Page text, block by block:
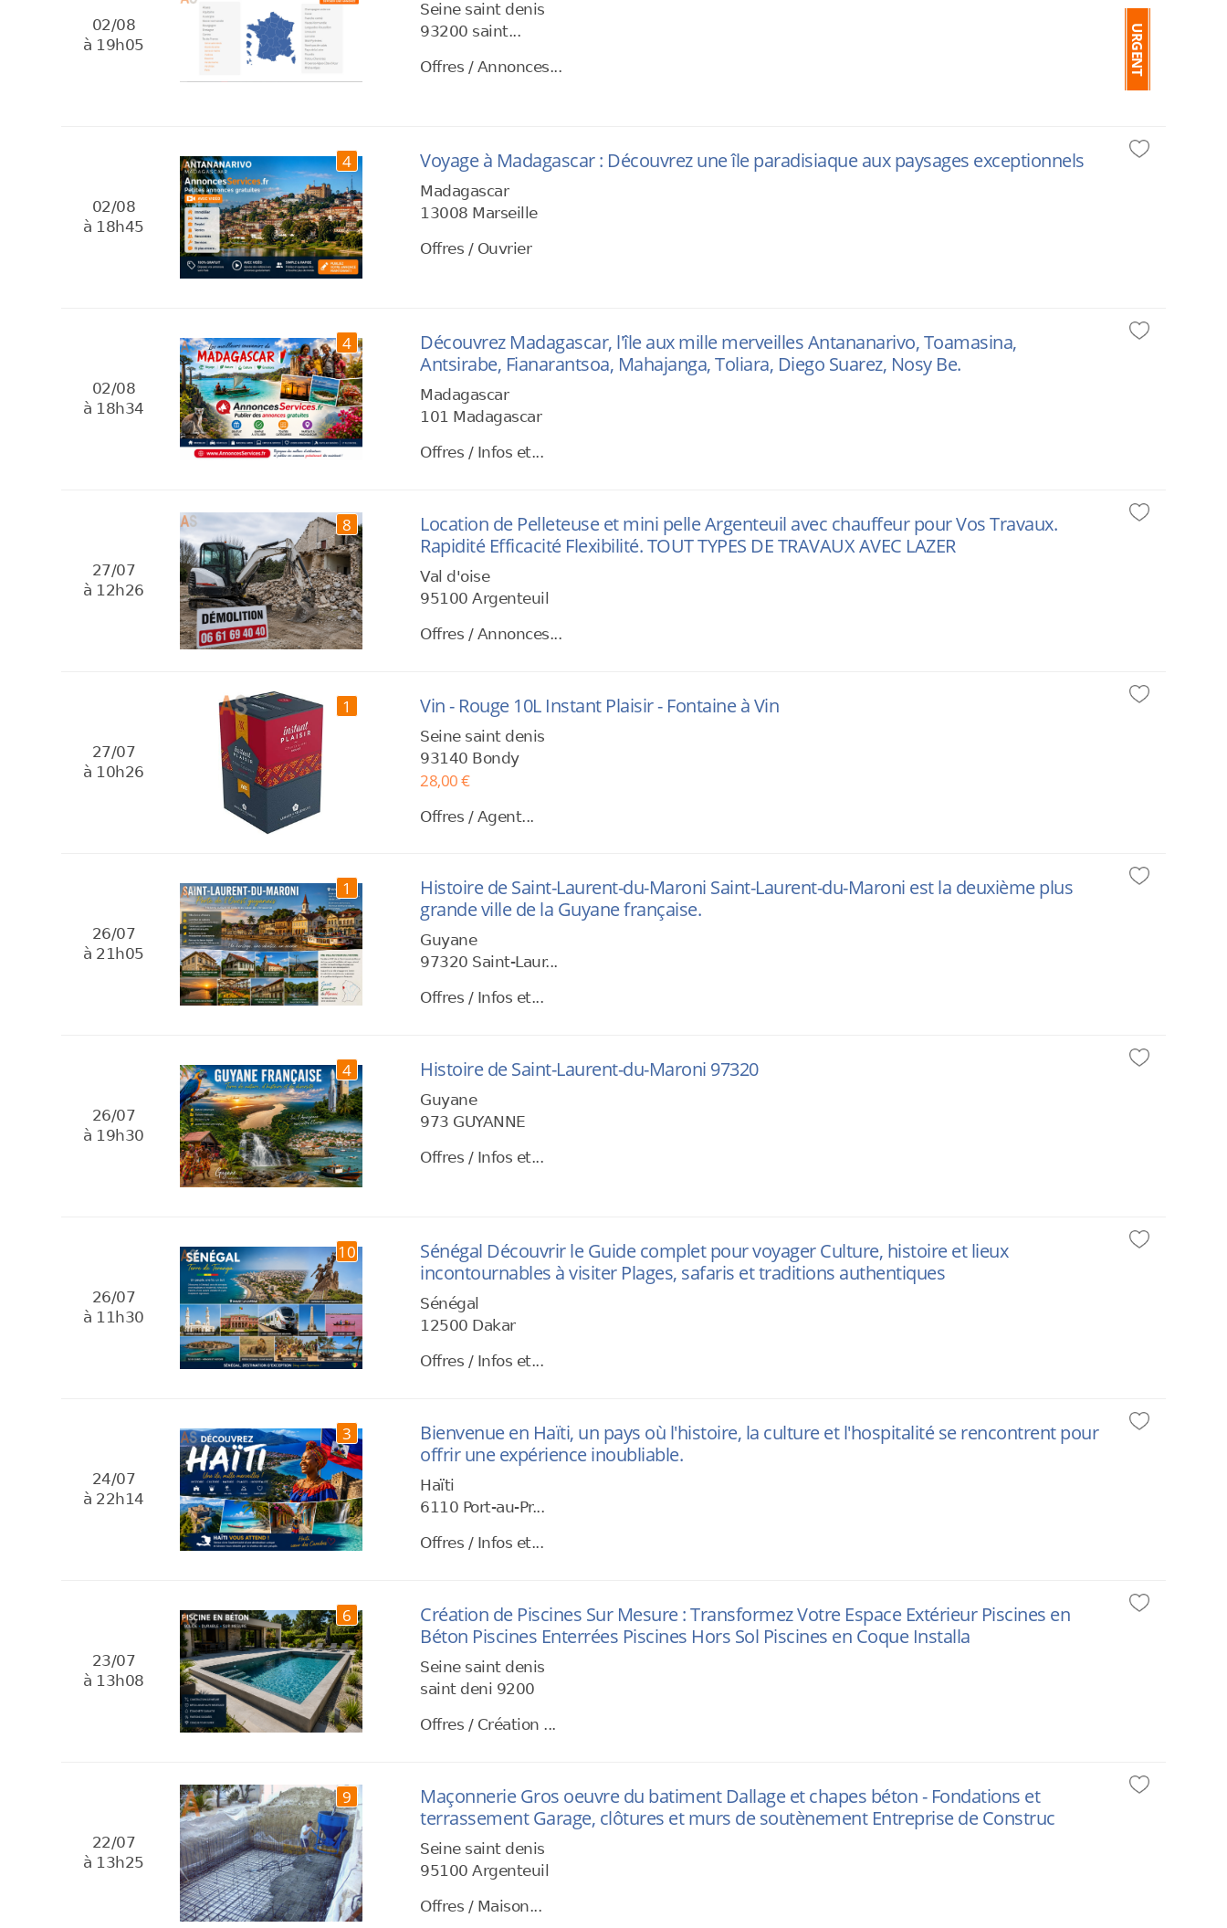
02/08
à 19h05
URGENT
Seine saint denis
93200 saint...
Offres / Annonces...
02/08
à 18h45
4 Voyage à Madagascar : Découvrez une île paradisiaque aux paysages exceptionnels
Madagascar
13008 Marseille
Offres / Ouvrier
02/08
à 18h34
4
Découvrez Madagascar, l'île aux mille merveilles Antananarivo, Toamasina,
Antsirabe, Fianarantsoa, Mahajanga, Toliara, Diego Suarez, Nosy Be.
Madagascar
101 Madagascar
Offres / Infos et...
27/07
à 12h26
8
Location de Pelleteuse et mini pelle Argenteuil avec chauffeur pour Vos Travaux.
Rapidité Efficacité Flexibilité. TOUT TYPES DE TRAVAUX AVEC LAZER
Val d'oise
95100 Argenteuil
Offres / Annonces...
27/07
à 10h26
1 Vin - Rouge 10L Instant Plaisir - Fontaine à Vin
Seine saint denis
93140 Bondy
28,00 €
Offres / Agent...
26/07
à 21h05
1
Histoire de Saint-Laurent-du-Maroni Saint-Laurent-du-Maroni est la deuxième plus
grande ville de la Guyane française.
Guyane
97320 Saint-Laur...
Offres / Infos et...
26/07
à 19h30
4 Histoire de Saint-Laurent-du-Maroni 97320
Guyane
973 GUYANNE
Offres / Infos et...
26/07
à 11h30
10
Sénégal Découvrir le Guide complet pour voyager Culture, histoire et lieux
incontournables à visiter Plages, safaris et traditions authentiques
Sénégal
12500 Dakar
Offres / Infos et...
24/07
à 22h14
3
Bienvenue en Haïti, un pays où l'histoire, la culture et l'hospitalité se rencontrent pour
offrir une expérience inoubliable.
Haïti
6110 Port-au-Pr...
Offres / Infos et...
23/07
à 13h08
6
Création de Piscines Sur Mesure : Transformez Votre Espace Extérieur Piscines en
Béton Piscines Enterrées Piscines Hors Sol Piscines en Coque Installa
Seine saint denis
saint deni 9200
Offres / Création ...
22/07
à 13h25
9
Maçonnerie Gros oeuvre du batiment Dallage et chapes béton - Fondations et
terrassement Garage, clôtures et murs de soutènement Entreprise de Construc
Seine saint denis
95100 Argenteuil
Offres / Maison...